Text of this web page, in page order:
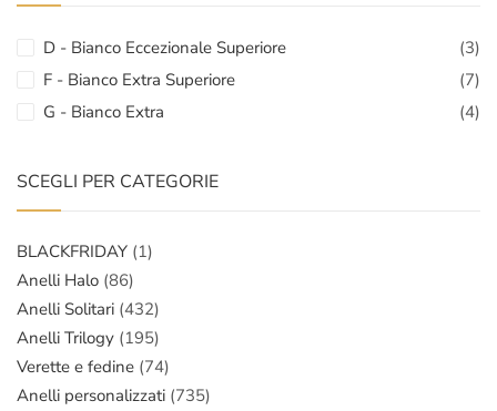
D - Bianco Eccezionale Superiore
(3)
F - Bianco Extra Superiore
(7)
G - Bianco Extra
(4)
SCEGLI PER CATEGORIE
BLACKFRIDAY (1)
Anelli Halo (86)
Anelli Solitari (432)
Anelli Trilogy (195)
Verette e fedine (74)
Anelli personalizzati (735)